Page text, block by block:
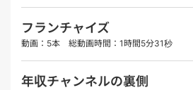
フランチャイズ
動画：5本 総動画時間：1時間5分31秒
年収チャンネルの裏側